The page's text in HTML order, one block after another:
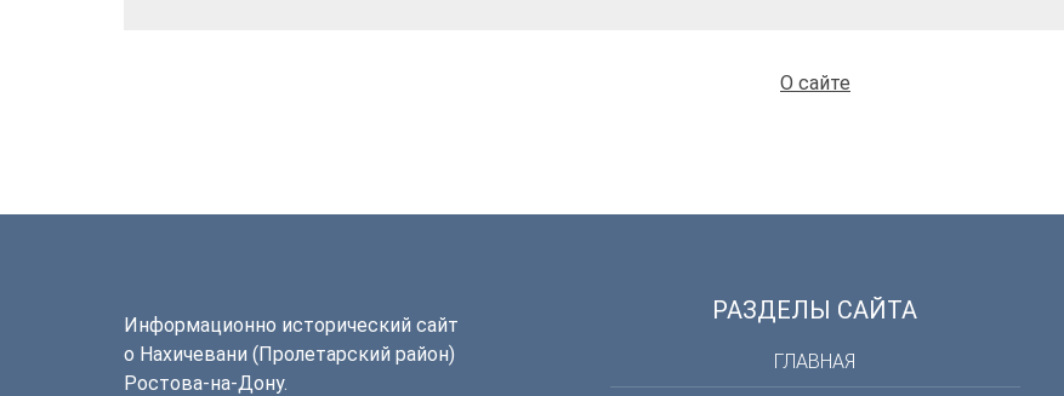
О сайте
Информационно исторический сайт
о Нахичевани (Пролетарский район)
Ростова-на-Дону.
РАЗДЕЛЫ САЙТА
ГЛАВНАЯ